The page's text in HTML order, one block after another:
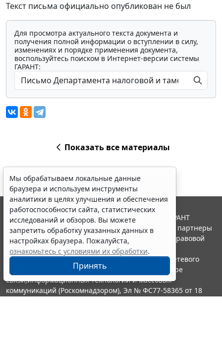
Текст письма официально опубликован не был
Для просмотра актуального текста документа и
получения полной информации о вступлении в силу,
изменениях и порядке применения документа,
воспользуйтесь поиском в Интернет-версии системы
ГАРАНТ:
Показать все материалы
Мы обрабатываем локальные данные
браузера и используем инструменты
аналитики в целях улучшения и обеспечения
работоспособности сайта, статистических
исследований и обзоров. Вы можете
запретить обработку указанных данных в
настройках браузера. Пожалуйста,
ознакомьтесь с условиями их обработки.
Принять
© ООО "НПП "ГАРАНТ-СЕРВИС", 2026. Система ГАРАНТ
выпускается с 1990 года. Компания "Гарант" и ее партнеры
являются участниками Российской ассоциации правовой
информации ГАРАНТ.
Портал ГАРАНТ.РУ зарегистрирован в качестве сетевого
издания Федеральной службой по надзору в сфере
связи,информационных технологий и массовых
коммуникаций (Роскомнадзором), Эл № ФС77-58365 от 18